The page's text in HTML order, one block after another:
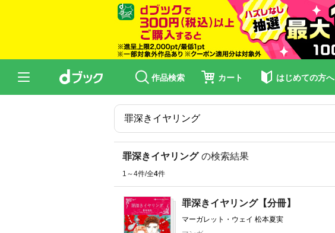
作品検索 カート はじめての方へ
罪深きイヤリング の検索結果
1～4件/全4件
罪深きイヤリング【分冊】
マーガレット・ウェイ 松本夏実